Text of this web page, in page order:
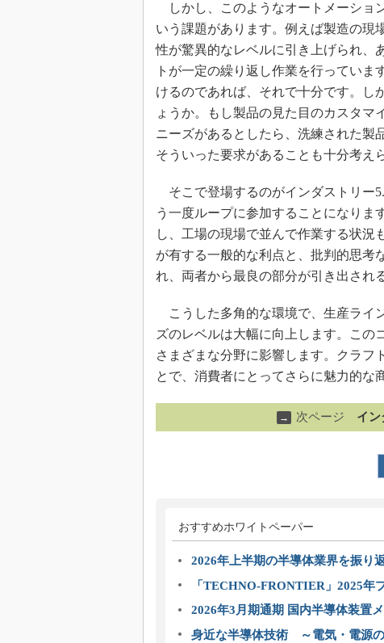
しかし、このようなオートメーショ
いう課題があります。例えば製造の現
性が驚異的なレベルに引き上げられ、
トが一定の繰り返し作業を行ってい
けるのであれば、それで十分です。し
ょうか。もし製品の見た目のカスタマ
ニーズがあるとしたら、洗練された製
そういった要求があることも十分考え
そこで登場するのがインダストリー
う一度ループに参加することになりま
し、工場の現場で並んで作業する状況
が有する一般的な利点と、批判的思考
れ、両者から最良の部分が引き出され
こうした多角的な環境で、生産ライ
ズのレベルは大幅に向上します。この
さまざまな分野に影響します。クラフ
とで、消費者にとってさらに魅力的な
→ 次ページ イン
おすすめホワイトペーパー
2026年上半期の半導体業界を振
「TECHNO-FRONTIER」2025年
2026年3月期通期 国内半導体装置
身近な半導体技術 ～電気・電源